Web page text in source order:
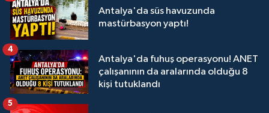
Antalya'da süs havuzunda
mastürbasyon yaptı!
Antalya'da fuhuş operasyonu! ANET
çalışanının da aralarında olduğu 8
kişi tutuklandı
4
5